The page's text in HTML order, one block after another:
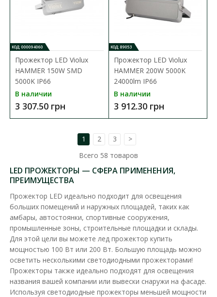
Прожектор LED Ledvance 17W 4000K 2400Lm IP66
черный
Доступность: В наличии
Экономия энергии до 90%, по сравнению с галогеновыми
лампами, матовый плафон из закаленного стекла д..
989.95 грн
КОД: 000094060
Прожектор LED Violux
HAMMER 150W SMD
5000K IP66
В наличии
3 307.50 грн
КОД: 89053
Прожектор LED Violux
HAMMER 200W 5000K
24000lm IP66
В наличии
3 912.30 грн
1 2 3
>
Всего 58 товаров
LED ПРОЖЕКТОРЫ — СФЕРА ПРИМЕНЕНИЯ,
ПРЕИМУЩЕСТВА
Прожектор LED идеально подходит для освещения
больших помещений и наружных площадей, таких как
амбары, автостоянки, спортивные сооружения,
промышленные зоны, строительные площадки и склады.
Для этой цели вы можете лед прожектор купить
мощностью 100 Вт или 200 Вт. Большую площадь можно
осветить несколькими светодиодными прожекторами!
Прожекторы также идеально подходят для освещения
названия вашей компании или вывески снаружи на фасаде.
Используя светодиодные прожекторы меньшей мощности